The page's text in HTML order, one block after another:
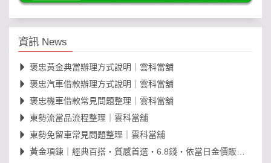
資訊 News
褒忠黃金典當辦理方式說明｜雲科當舖
褒忠汽車借款辦理方式說明｜雲科當舖
褒忠機車借款常見問題整理｜雲科當舖
東勢流當品流程整理｜雲科當舖
東勢免留車常見問題整理｜雲科當舖
黃金項鍊｜經典百搭・質感首選・6.8錢・依當日金價販售，免工錢更划算